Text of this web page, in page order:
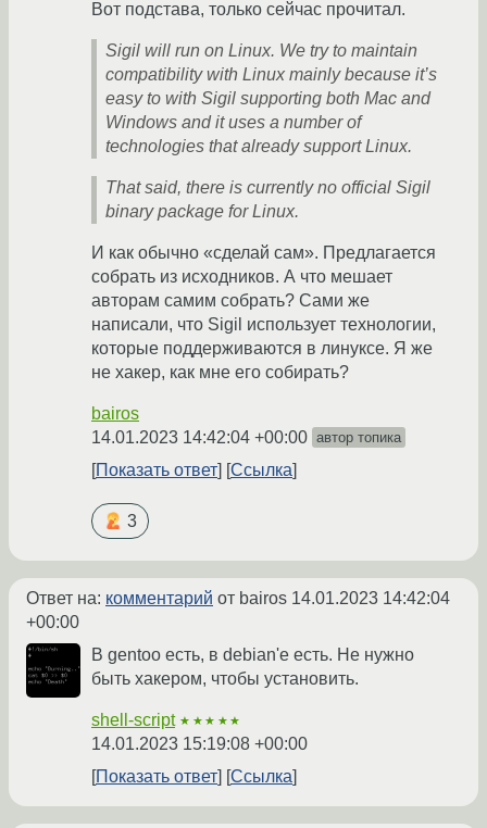
Вот подстава, только сейчас прочитал.
Sigil will run on Linux. We try to maintain
compatibility with Linux mainly because it’s
easy to with Sigil supporting both Mac and
Windows and it uses a number of
technologies that already support Linux.
That said, there is currently no official Sigil
binary package for Linux.
И как обычно «сделай сам». Предлагается
собрать из исходников. А что мешает
авторам самим собрать? Сами же
написали, что Sigil использует технологии,
которые поддерживаются в линуксе. Я же
не хакер, как мне его собирать?
bairos
14.01.2023 14:42:04 +00:00 автор топика
Показать ответ Ссылка
3
Ответ на: комментарий от bairos 14.01.2023 14:42:04
+00:00
В gentoo есть, в debian'е есть. Не нужно
быть хакером, чтобы установить.
shell-script ★★★★★
14.01.2023 15:19:08 +00:00
Показать ответ
Ссылка